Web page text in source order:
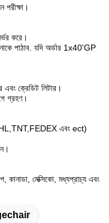
পরীক্ষা।
করে।
পাঠাব. যদি অর্ডার 1x40'GP
এবং ক্রেডিট লিটার।
গ্রহণ।
এবং ect)
মেক্সিকো, মধ্যপ্রাচ্য এবং